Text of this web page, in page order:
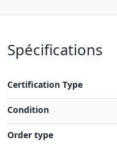
Spécifications
Certification Type
Condition
Order type